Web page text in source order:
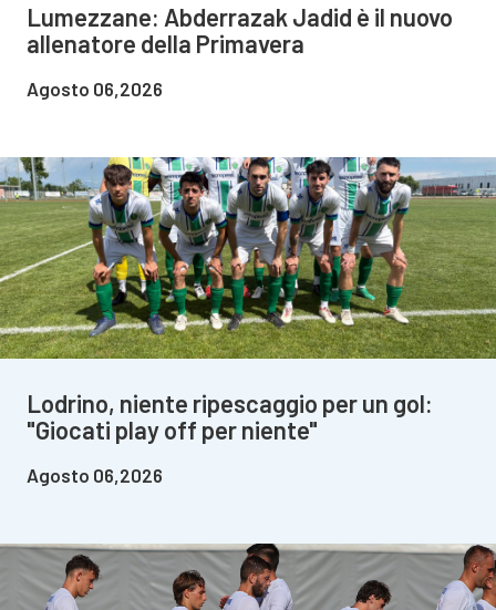
Lumezzane: Abderrazak Jadid è il nuovo
allenatore della Primavera
Agosto 06,2026
Lodrino, niente ripescaggio per un gol:
"Giocati play off per niente"
Agosto 06,2026